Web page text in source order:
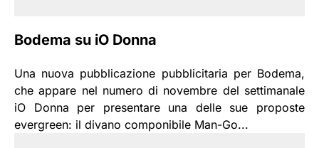
Bodema su iO Donna
Una nuova pubblicazione pubblicitaria per Bodema,
che appare nel numero di novembre del settimanale
iO Donna per presentare una delle sue proposte
evergreen: il divano componibile Man-Go...